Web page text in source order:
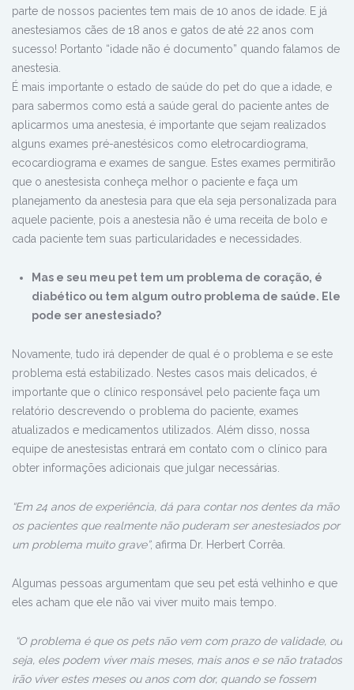
parte de nossos pacientes tem mais de 10 anos de idade. E já
anestesiamos cães de 18 anos e gatos de até 22 anos com
sucesso! Portanto “idade não é documento” quando falamos de
anestesia.
É mais importante o estado de saúde do pet do que a idade, e
para sabermos como está a saúde geral do paciente antes de
aplicarmos uma anestesia, é importante que sejam realizados
alguns exames pré-anestésicos como eletrocardiograma,
ecocardiograma e exames de sangue. Estes exames permitirão
que o anestesista conheça melhor o paciente e faça um
planejamento da anestesia para que ela seja personalizada para
aquele paciente, pois a anestesia não é uma receita de bolo e
cada paciente tem suas particularidades e necessidades.
Mas e seu meu pet tem um problema de coração, é
diabético ou tem algum outro problema de saúde. Ele
pode ser anestesiado?
Novamente, tudo irá depender de qual é o problema e se este
problema está estabilizado. Nestes casos mais delicados, é
importante que o clínico responsável pelo paciente faça um
relatório descrevendo o problema do paciente, exames
atualizados e medicamentos utilizados. Além disso, nossa
equipe de anestesistas entrará em contato com o clínico para
obter informações adicionais que julgar necessárias.
“Em 24 anos de experiência, dá para contar nos dentes da mão
os pacientes que realmente não puderam ser anestesiados por
um problema muito grave”, afirma Dr. Herbert Corrêa.
Algumas pessoas argumentam que seu pet está velhinho e que
eles acham que ele não vai viver muito mais tempo.
“O problema é que os pets não vem com prazo de validade, ou
seja, eles podem viver mais meses, mais anos e se não tratados
irão viver estes meses ou anos com dor, quando se fossem